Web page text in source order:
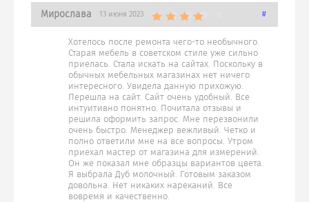
Мирослава 13 июня 2023 #
Хотелось после ремонта чего-то необычного.
Старая мебель в советском стиле уже сильно
приелась. Стала искать на сайтах. Поскольку в
обычных мебельных магазинах нет ничего
интересного. Увидела данную прихожую.
Перешла на сайт. Сайт очень удобный. Все
интуитивно понятно. Почитала отзывы и
решила оформить запрос. Мне перезвонили
очень быстро. Менеджер вежливый. Четко и
полно ответили мне на все вопросы. Утром
приехал мастер от магазина для измерений.
Он же показал мне образцы вариантов цвета.
Я выбрала Дуб молочный. Готовым заказом
довольна. Нет никаких нареканий. Все
вовремя и качественно.